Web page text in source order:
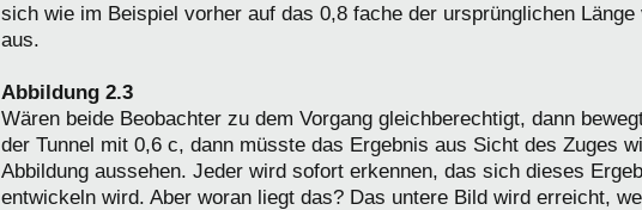
sich wie im Beispiel vorher auf das 0,8 fache der ursprünglichen
aus.
Abbildung 2.3
Wären beide Beobachter zu dem Vorgang gleichberechtigt, dann
der Tunnel mit 0,6 c, dann müsste das Ergebnis aus Sicht des Zuges
Abbildung aussehen. Jeder wird sofort erkennen, das sich dieses
entwickeln wird. Aber woran liegt das? Das untere Bild wird erreicht,